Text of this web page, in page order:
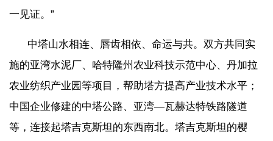
一见证。”
中塔山水相连、唇齿相依、命运与共。双方共同实
施的亚湾水泥厂、哈特隆州农业科技示范中心、丹加拉
农业纺织产业园等项目，帮助塔方提高产业技术水平；
中国企业修建的中塔公路、亚湾—瓦赫达特铁路隧道
等，连接起塔吉克斯坦的东西南北。塔吉克斯坦的樱